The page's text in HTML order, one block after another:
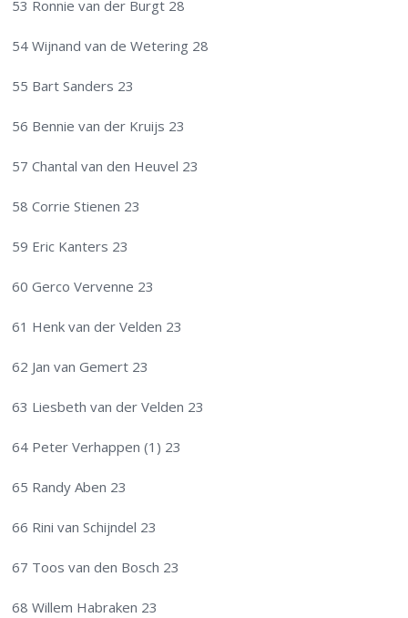
53 Ronnie van der Burgt 28
54 Wijnand van de Wetering 28
55 Bart Sanders 23
56 Bennie van der Kruijs 23
57 Chantal van den Heuvel 23
58 Corrie Stienen 23
59 Eric Kanters 23
60 Gerco Vervenne 23
61 Henk van der Velden 23
62 Jan van Gemert 23
63 Liesbeth van der Velden 23
64 Peter Verhappen (1) 23
65 Randy Aben 23
66 Rini van Schijndel 23
67 Toos van den Bosch 23
68 Willem Habraken 23